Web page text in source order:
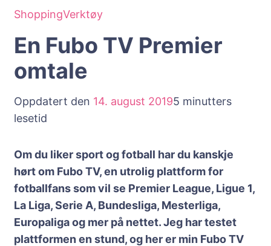
ShoppingVerktøy
En Fubo TV Premier
omtale
Oppdatert den 14. august 20195 minutters
lesetid
Om du liker sport og fotball har du kanskje
hørt om Fubo TV, en utrolig plattform for
fotballfans som vil se Premier League, Ligue 1,
La Liga, Serie A, Bundesliga, Mesterliga,
Europaliga og mer på nettet. Jeg har testet
plattformen en stund, og her er min Fubo TV